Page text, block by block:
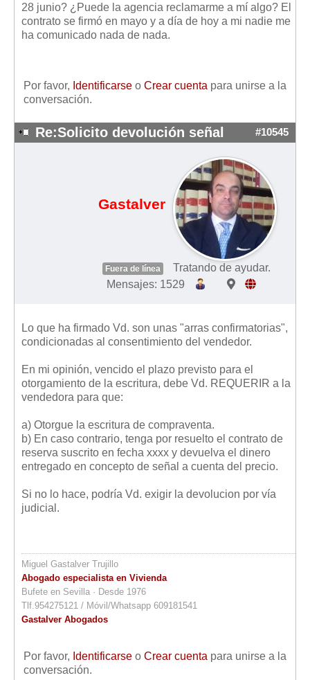
28 junio? ¿Puede la agencia reclamarme a mí algo? El
contrato se firmó en mayo y a día de hoy a mi nadie me
ha comunicado nada de nada.
Por favor, Identificarse o Crear cuenta para unirse a la
conversación.
Re:Solicito devolución señal #10545
Gastalver
Fuera de línea
Tratando de ayudar.
Mensajes: 1529
Lo que ha firmado Vd. son unas "arras confirmatorias",
condicionadas al consentimiento del vendedor.
En mi opinión, vencido el plazo previsto para el
otorgamiento de la escritura, debe Vd. REQUERIR a la
vendedora para que:
a) Otorgue la escritura de compraventa.
b) En caso contrario, tenga por resuelto el contrato de
reserva suscrito en fecha xxxx y devuelva el dinero
entregado en concepto de señal a cuenta del precio.
Si no lo hace, podría Vd. exigir la devolucion por vía
judicial.
Miguel Gastalver Trujillo
Abogado especialista en Vivienda
Bufete en Sevilla · Desde 1976
Tlf.954275121 / Móvil/Whatsapp 609181541
Gastalver Abogados
Por favor, Identificarse o Crear cuenta para unirse a la
conversación.